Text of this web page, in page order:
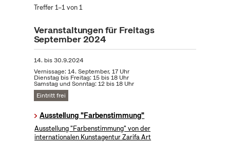
Treffer 1–1 von 1
Veranstaltungen für Freitags
September 2024
14. bis30.9.2024
Vernissage: 14. September, 17 Uhr
Dienstag bis Freitag: 15 bis 18 Uhr
Samstag und Sonntag: 12 bis 18 Uhr
Eintritt frei
Ausstellung "Farbenstimmung"
Ausstellung "Farbenstimmung" von der
internationalen Kunstagentur Zarifa Art